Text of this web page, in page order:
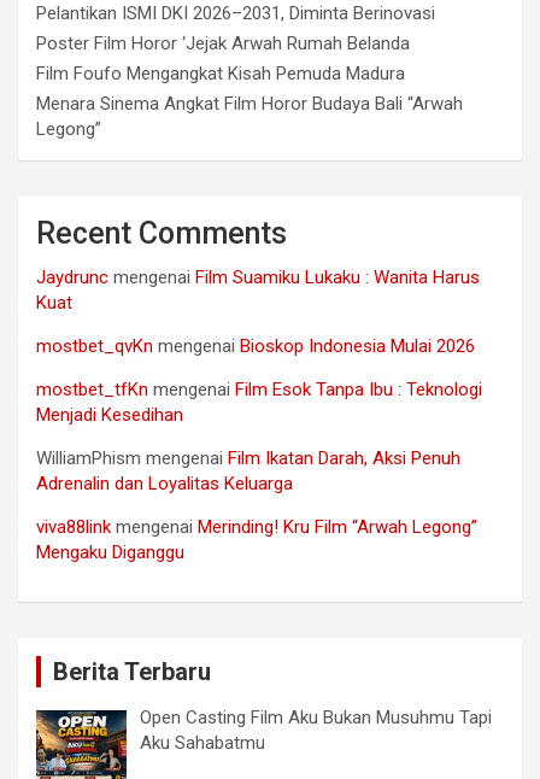
Pelantikan ISMI DKI 2026–2031, Diminta Berinovasi
Poster Film Horor ‘Jejak Arwah Rumah Belanda
Film Foufo Mengangkat Kisah Pemuda Madura
Menara Sinema Angkat Film Horor Budaya Bali “Arwah
Legong”
Recent Comments
Jaydrunc mengenai Film Suamiku Lukaku : Wanita Harus
Kuat
mostbet_qvKn mengenai Bioskop Indonesia Mulai 2026
mostbet_tfKn mengenai Film Esok Tanpa Ibu : Teknologi
Menjadi Kesedihan
WilliamPhism mengenai Film Ikatan Darah, Aksi Penuh
Adrenalin dan Loyalitas Keluarga
viva88link mengenai Merinding! Kru Film “Arwah Legong”
Mengaku Diganggu
Berita Terbaru
Open Casting Film Aku Bukan Musuhmu Tapi
Aku Sahabatmu